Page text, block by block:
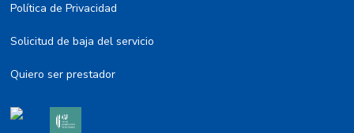
Política de Privacidad
Solicitud de baja del servicio
Quiero ser prestador